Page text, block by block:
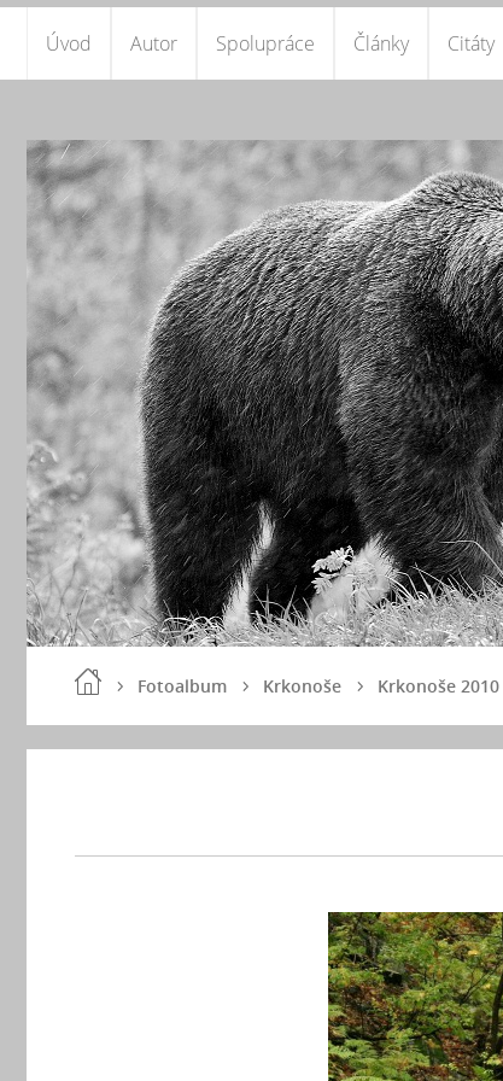
Úvod Autor Spolupráce Články Citáty
Fotoalbum Krkonoše Krkonoše 2010